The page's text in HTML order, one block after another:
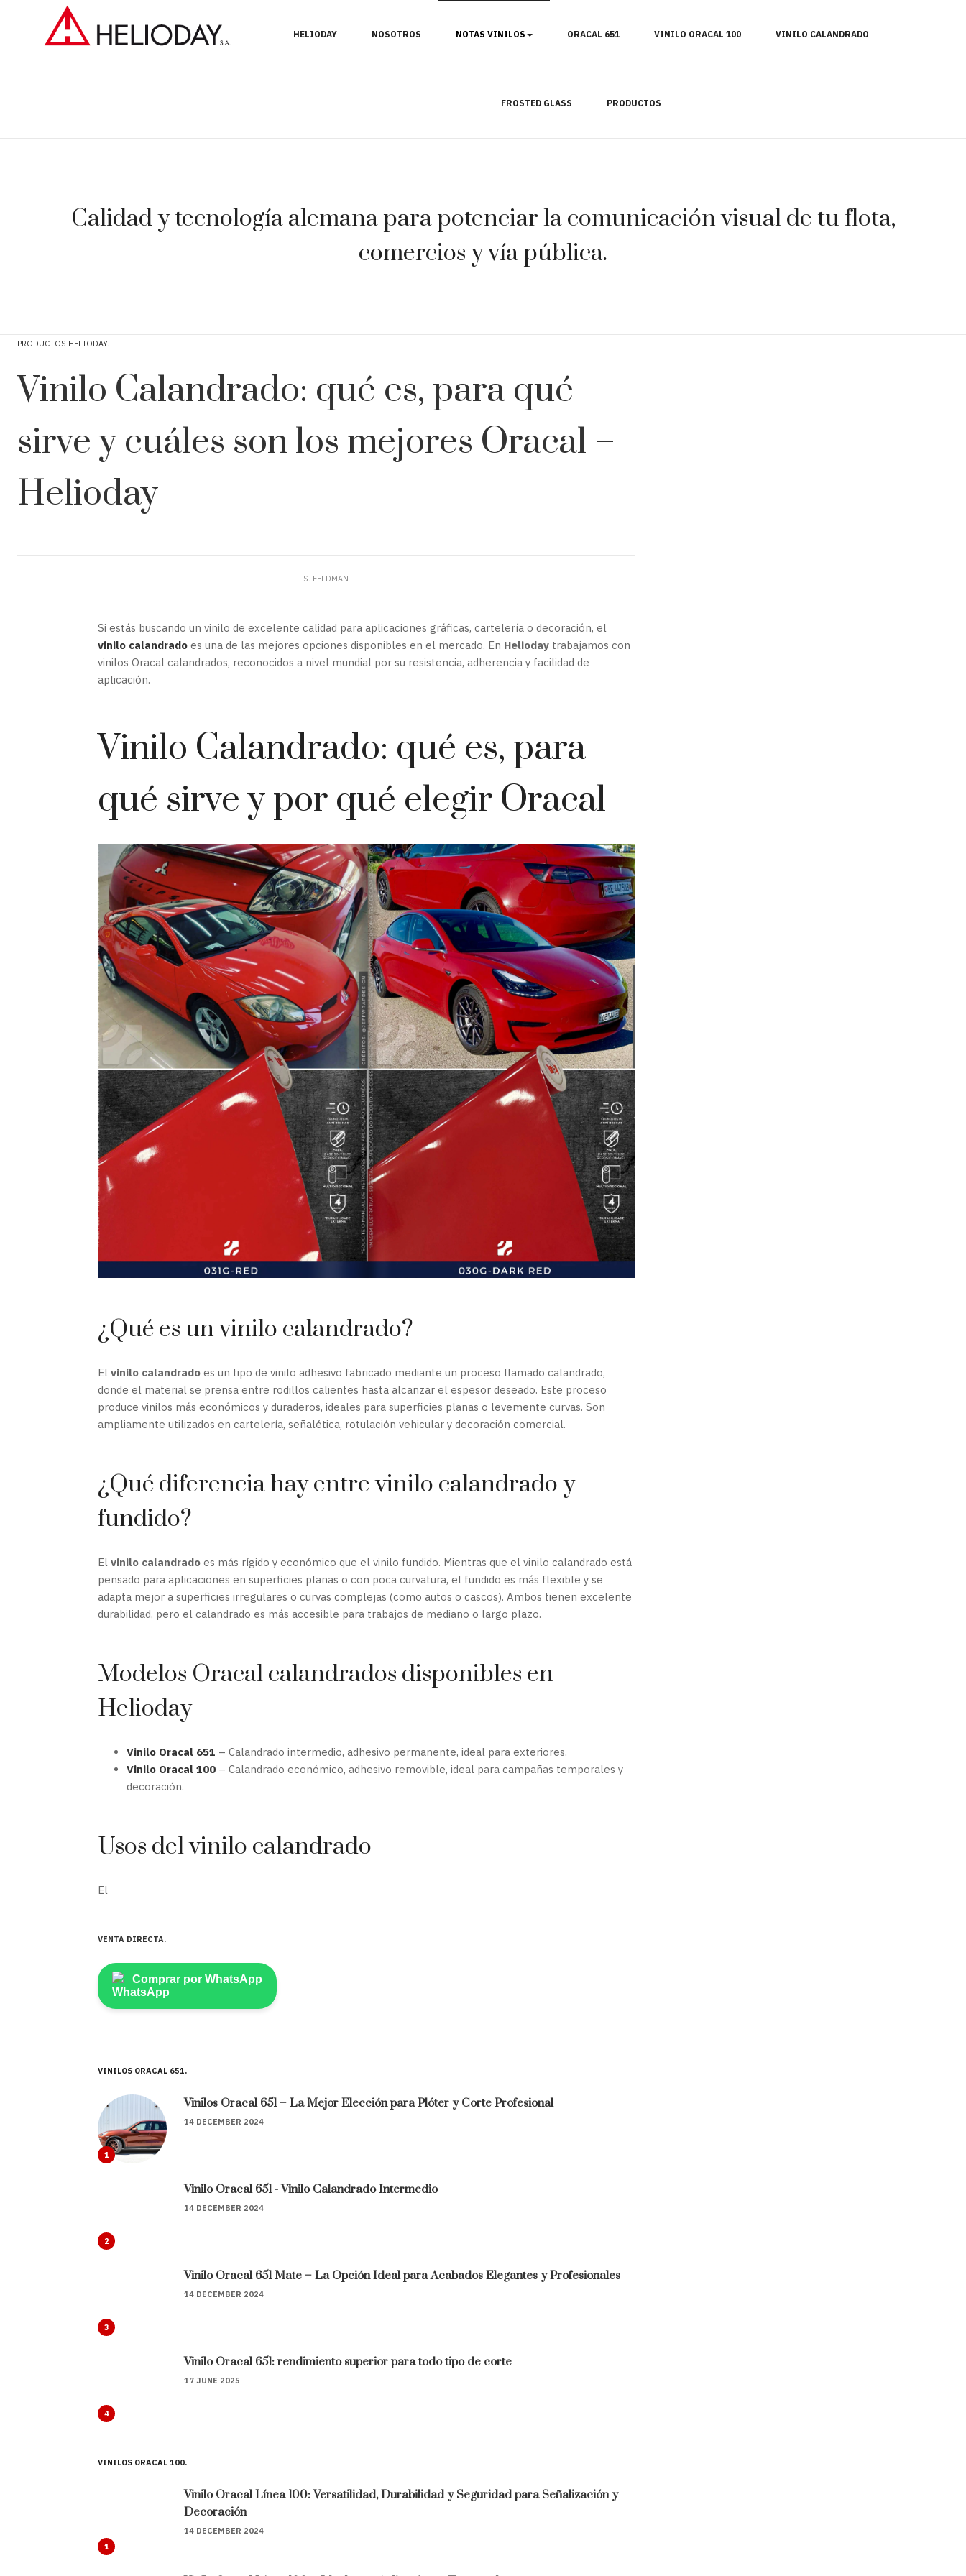
HELIODAY NOSOTROS NOTAS VINILOS ORACAL 651 VINILO ORACAL 100 VINILO CALANDRADO
FROSTED GLASS PRODUCTOS
Calidad y tecnología alemana para potenciar la comunicación visual de tu flota,
comercios y vía pública.
PRODUCTOS HELIODAY
Vinilo Calandrado: qué es, para qué
sirve y cuáles son los mejores Oracal –
Helioday
S. FELDMAN
Si estás buscando un vinilo de excelente calidad para aplicaciones gráficas, cartelería o decoración, el
vinilo calandrado es una de las mejores opciones disponibles en el mercado. En Helioday trabajamos con
vinilos Oracal calandrados, reconocidos a nivel mundial por su resistencia, adherencia y facilidad de
aplicación.
Vinilo Calandrado: qué es, para
qué sirve y por qué elegir Oracal
¿Qué es un vinilo calandrado?
El vinilo calandrado es un tipo de vinilo adhesivo fabricado mediante un proceso llamado calandrado,
donde el material se prensa entre rodillos calientes hasta alcanzar el espesor deseado. Este proceso
produce vinilos más económicos y duraderos, ideales para superficies planas o levemente curvas. Son
ampliamente utilizados en cartelería, señalética, rotulación vehicular y decoración comercial.
¿Qué diferencia hay entre vinilo calandrado y
fundido?
El vinilo calandrado es más rígido y económico que el vinilo fundido. Mientras que el vinilo calandrado está
pensado para aplicaciones en superficies planas o con poca curvatura, el fundido es más flexible y se
adapta mejor a superficies irregulares o curvas complejas (como autos o cascos). Ambos tienen excelente
durabilidad, pero el calandrado es más accesible para trabajos de mediano o largo plazo.
Modelos Oracal calandrados disponibles en
Helioday
Vinilo Oracal 651 – Calandrado intermedio, adhesivo permanente, ideal para exteriores.
Vinilo Oracal 100 – Calandrado económico, adhesivo removible, ideal para campañas temporales y
decoración.
Usos del vinilo calandrado
El
VENTA DIRECTA
Comprar por WhatsApp
VINILOS ORACAL 651
1
Vinilos Oracal 651 – La Mejor Elección para Plóter y Corte Profesional
14 DECEMBER 2024
2
Vinilo Oracal 651 - Vinilo Calandrado Intermedio
14 DECEMBER 2024
3
Vinilo Oracal 651 Mate – La Opción Ideal para Acabados Elegantes y Profesionales
14 DECEMBER 2024
4
Vinilo Oracal 651: rendimiento superior para todo tipo de corte
17 JUNE 2025
VINILOS ORACAL 100
1
Vinilo Oracal Línea 100: Versatilidad, Durabilidad y Seguridad para Señalización y
Decoración
14 DECEMBER 2024